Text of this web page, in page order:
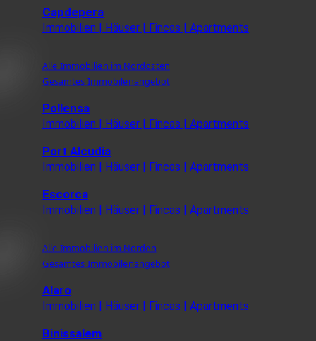
Capdepera
Immobilien | Häuser | Fincas | Apartments
Alle Immobilien im Nordosten
Gesamtes Immobilenangebot
Pollensa
Immobilien | Häuser | Fincas | Apartments
Port Alcudia
Immobilien | Häuser | Fincas | Apartments
Escorca
Immobilien | Häuser | Fincas | Apartments
Alle Immobilien im Norden
Gesamtes Immobilenangebot
Alaro
Immobilien | Häuser | Fincas | Apartments
Binissalem